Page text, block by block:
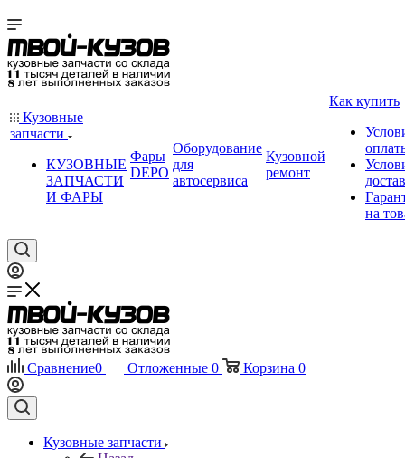
Кузовные
запчасти
КУЗОВНЫЕ
ЗАПЧАСТИ
И ФАРЫ
Фары
DEPO
Оборудование
для
автосервиса
Кузовной
ремонт
Как купить
на
Сравнение0 Отложенные 0 Корзина 0
Кузовные запчасти